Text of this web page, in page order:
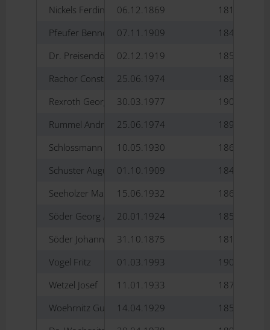
06.12.1869
1811-1893
07.11.1909
1842-1920
02.12.1919
1854-1928
25.06.1974
1894-1978
30.03.1977
1902-1992
25.06.1974
1896-1988
10.05.1930
1860-1943
01.10.1909
1841-1912
15.06.1932
1867-1947
20.01.1924
1857-1938
31.10.1875
1811-1888
01.03.1993
1908-2008
11.01.1933
1873-1942
14.04.1929
1854-1931
Nickels Ferdinand Otto
Pfeufer Benno
Dr. Preisendörfer Peter
Rachor Constantin
Rexroth Georg Ludwig
Rummel Andreas
Schlossmann Josef
Schuster August
Seeholzer Max
Söder Georg Alois
Söder Johann Georg
Vogel Fritz
Wetzel Josef
Woehrnitz Gustav